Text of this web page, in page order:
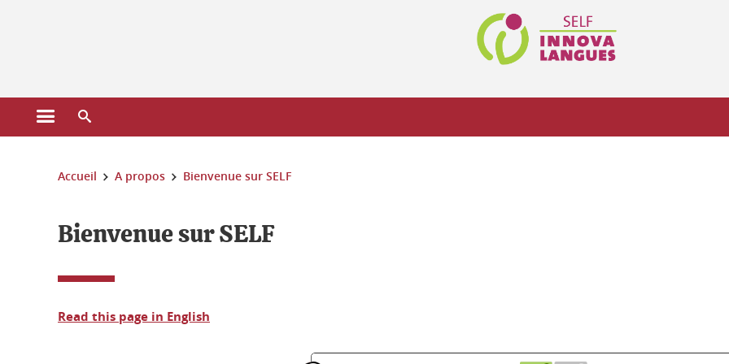
Ouvrir le menu principal
Vous êtes ici :
Accueil A propos Bienvenue sur SELF
Bienvenue sur SELF
Read this page in English